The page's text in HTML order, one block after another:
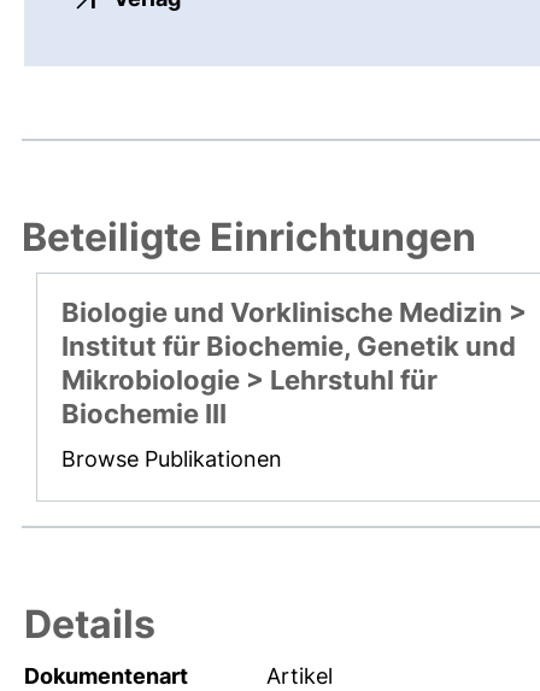
Beteiligte Einrichtungen
Biologie und Vorklinische Medizin >
Institut für Biochemie, Genetik und
Mikrobiologie > Lehrstuhl für
Biochemie III
Browse Publikationen
Details
Dokumentenart
Artikel